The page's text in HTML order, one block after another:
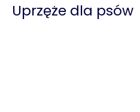
Uprzęże dla psów